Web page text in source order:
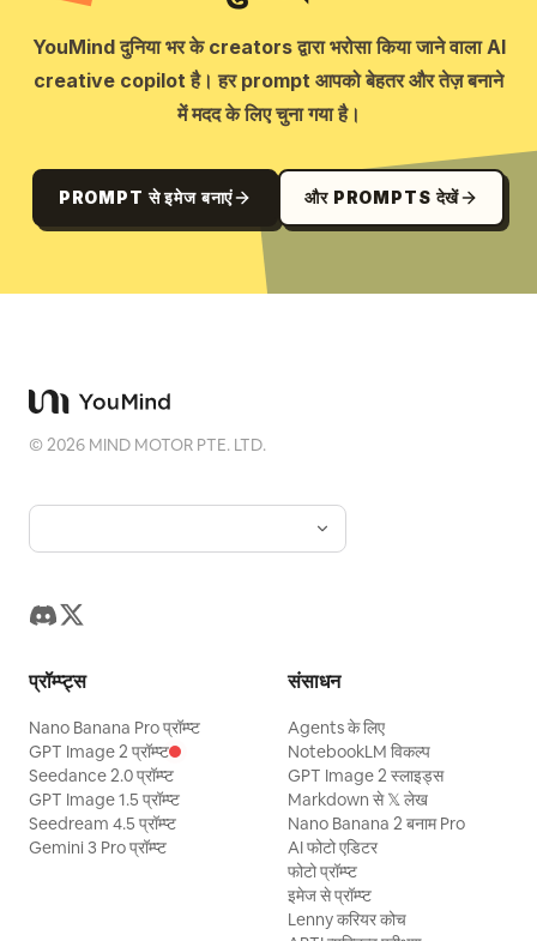
YouMind दुनिया भर के creators द्वारा भरोसा किया जाने वाला AI
creative copilot है। हर prompt आपको बेहतर और तेज़ बनाने
में मदद के लिए चुना गया है।
PROMPT से इमेज बनाएं और PROMPTS देखें
©2026 MIND MOTOR PTE. LTD.
प्रॉम्प्ट्स
Nano Banana Pro प्रॉम्प्ट
GPT Image 2 प्रॉम्प्ट
Seedance 2.0 प्रॉम्प्ट
GPT Image 1.5 प्रॉम्प्ट
Seedream 4.5 प्रॉम्प्ट
Gemini 3 Pro प्रॉम्प्ट
संसाधन
Agents के लिए
NotebookLM विकल्प
GPT Image 2 स्लाइड्स
Markdown से 𝕏 लेख
Nano Banana 2 बनाम Pro
AI फोटो एडिटर
फोटो प्रॉम्प्ट
इमेज से प्रॉम्प्ट
Lenny करियर कोच